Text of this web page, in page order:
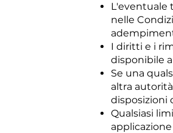
L'eventuale
nelle
I diritti e i
disponibile
Se una
altra
disposizioni
Qualsiasi